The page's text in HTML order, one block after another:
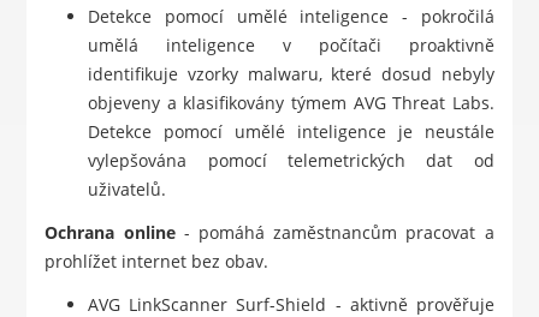
Detekce pomocí umělé inteligence - pokročilá
umělá inteligence v počítači proaktivně
identifikuje vzorky malwaru, které dosud nebyly
objeveny a klasifikovány týmem AVG Threat Labs.
Detekce pomocí umělé inteligence je neustále
vylepšována pomocí telemetrických dat od
uživatelů.
Ochrana online- pomáhá zaměstnancům pracovat a
prohlížet internet bez obav.
AVG LinkScanner Surf-Shield - aktivně prověřuje